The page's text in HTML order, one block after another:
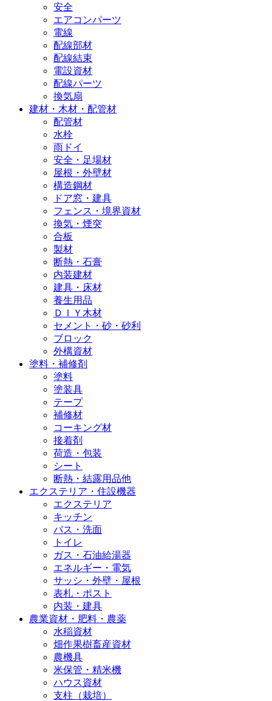
安全
エアコンパーツ
電線
配線部材
配線結束
電設資材
配線パーツ
換気扇
建材・木材・配管材
配管材
水栓
雨ドイ
安全・足場材
屋根・外壁材
構造鋼材
ドア窓・建具
フェンス・境界資材
換気・煙突
合板
製材
断熱・石膏
内装建材
建具・床材
養生用品
ＤＩＹ木材
セメント・砂・砂利
ブロック
外構資材
塗料・補修剤
塗料
塗装具
テープ
補修材
コーキング材
接着剤
荷造・包装
シート
断熱・結露用品他
エクステリア・住設機器
エクステリア
キッチン
バス・洗面
トイレ
ガス・石油給湯器
エネルギー・電気
サッシ・外壁・屋根
表札・ポスト
内装・建具
農業資材・肥料・農薬
水稲資材
畑作果樹畜産資材
農機具
米保管・精米機
ハウス資材
支柱（栽培）